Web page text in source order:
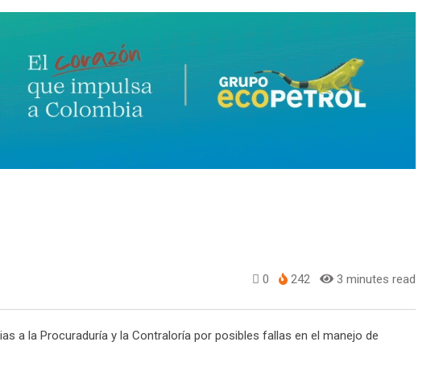
0 242 3 minutes read
a la Procuraduría y la Contraloría por posibles fallas en el manejo de